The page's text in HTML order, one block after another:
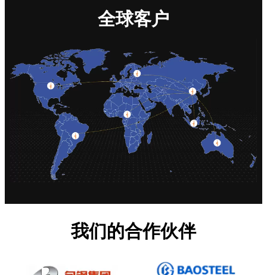
全球客户
我们的合作伙伴